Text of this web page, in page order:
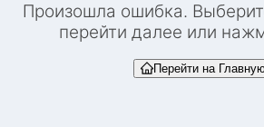
Произошла ошибка.
перейти далее или
Перейти на